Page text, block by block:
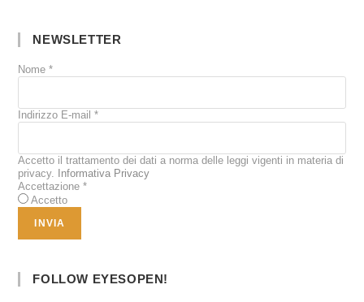
NEWSLETTER
Nome*
Indirizzo E-mail*
Accetto il trattamento dei dati a norma delle leggi vigenti in materia di
privacy.
Informativa Privacy
Accettazione*
Accetto
FOLLOW EYESOPEN!